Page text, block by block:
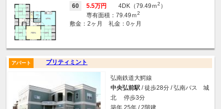
60 5.5万円 4DK（79.49ｍ2 ）
専有面積：79.49ｍ2
敷金：2ヶ月 礼金：0ヶ月
プリティミント
アパート
弘南鉄道大鰐線
中央弘前駅 / 徒歩28分 / 弘南バス 城
北 停歩3分